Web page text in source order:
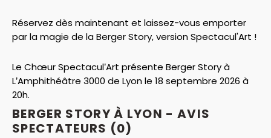
Réservez dès maintenant et laissez-vous emporter
par la magie de la Berger Story, version Spectacul'Art !
Le Chœur Spectacul’Art présente Berger Story à
L’Amphithéâtre 3000 de Lyon le 18 septembre 2026 à
20h.
BERGER STORY À LYON - AVIS
SPECTATEURS (0)